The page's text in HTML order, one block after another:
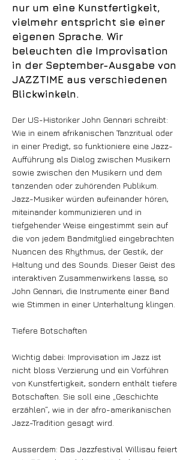
nur um eine Kunstfertigkeit,
vielmehr entspricht sie einer
eigenen Sprache. Wir
beleuchten die Improvisation
in der September-Ausgabe von
JAZZTIME aus verschiedenen
Blickwinkeln.
Der US-Historiker John Gennari schreibt:
Wie in einem afrikanischen Tanzritual oder
in einer Predigt, so funktioniere eine Jazz-
Aufführung als Dialog zwischen Musikern
sowie zwischen den Musikern und dem
tanzenden oder zuhörenden Publikum.
Jazz-Musiker würden aufeinander hören,
miteinander kommunizieren und in
tiefgehender Weise eingestimmt sein auf
die von jedem Bandmitglied eingebrachten
Nuancen des Rhythmus, der Gestik, der
Haltung und des Sounds. Dieser Geist des
interaktiven Zusammenwirkens lasse, so
John Gennari, die Instrumente einer Band
wie Stimmen in einer Unterhaltung klingen.
Tiefere Botschaften
Wichtig dabei: Improvisation im Jazz ist
nicht bloss Verzierung und ein Vorführen
von Kunstfertigkeit, sondern enthält tiefere
Botschaften. Sie soll eine „Geschichte
erzählen“, wie in der afro-amerikanischen
Jazz-Tradition gesagt wird.
Ausserdem: Das Jazzfestival Willisau feiert